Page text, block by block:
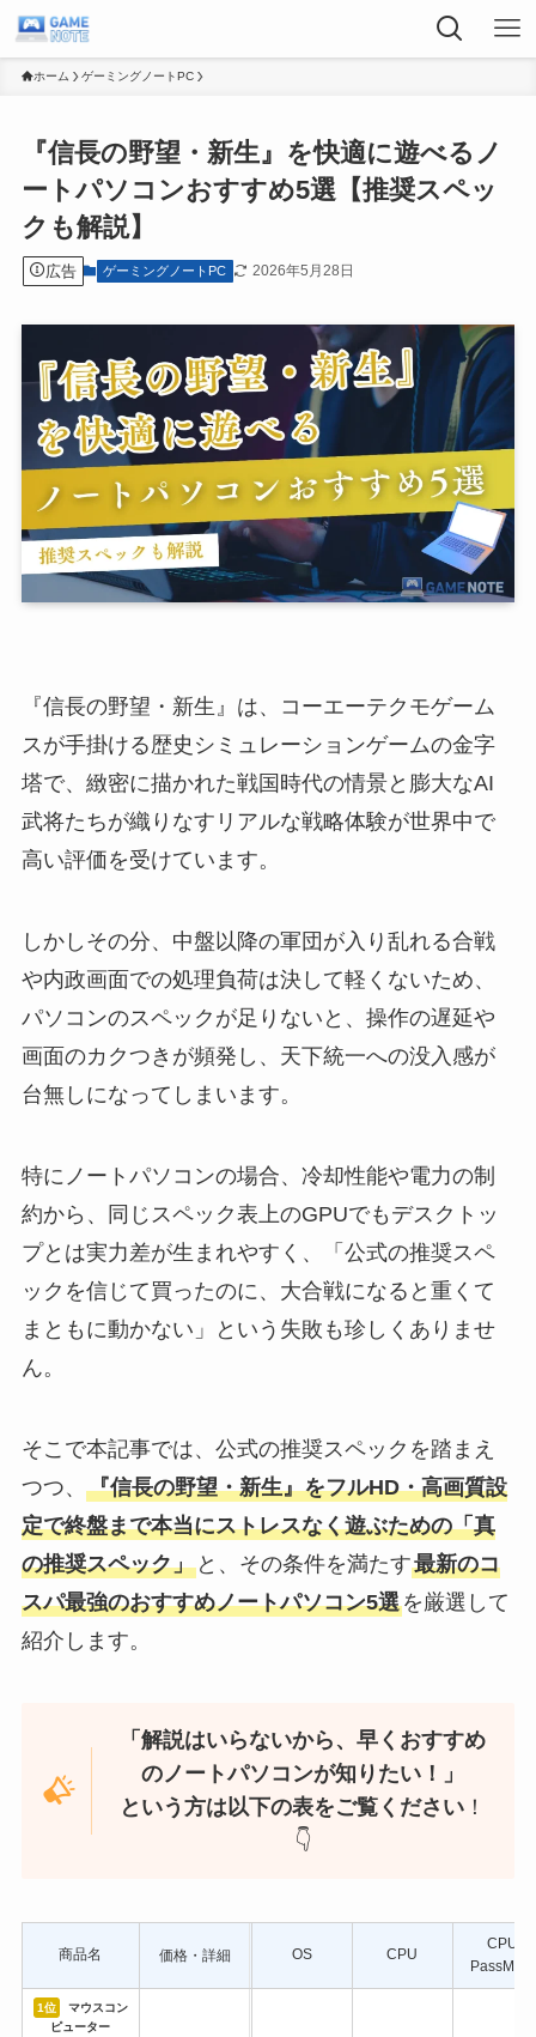
ホーム ゲーミングノートPC
『信長の野望・新生』を快適に遊べるノ
ートパソコンおすすめ5選【推奨スペッ
クも解説】
広告 ゲーミングノートPC 2026年5月28日
『信長の野望・新生』は、コーエーテクモゲーム
スが手掛ける歴史シミュレーションゲームの金字
塔で、緻密に描かれた戦国時代の情景と膨大なAI
武将たちが織りなすリアルな戦略体験が世界中で
高い評価を受けています。
しかしその分、中盤以降の軍団が入り乱れる合戦
や内政画面での処理負荷は決して軽くないため、
パソコンのスペックが足りないと、操作の遅延や
画面のカクつきが頻発し、天下統一への没入感が
台無しになってしまいます。
特にノートパソコンの場合、冷却性能や電力の制
約から、同じスペック表上のGPUでもデスクトッ
プとは実力差が生まれやすく、「公式の推奨スペ
ックを信じて買ったのに、大合戦になると重くて
まともに動かない」という失敗も珍しくありませ
ん。
そこで本記事では、公式の推奨スペックを踏まえ
つつ、 『信長の野望・新生』をフルHD・高画質設
定で終盤まで本当にストレスなく遊ぶための「真
の推奨スペック」と、その条件を満たす最新のコ
スパ最強のおすすめノートパソコン5選を厳選して
紹介します。
「解説はいらないから、早くおすすめ
のノートパソコンが知りたい！」
という方は以下の表をご覧ください ！
👇
商品名 価格・詳細 OS CPU
CPU
PassMark
1位
マウスコン
ピューター